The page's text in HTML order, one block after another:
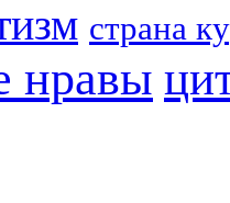
страна
нравы